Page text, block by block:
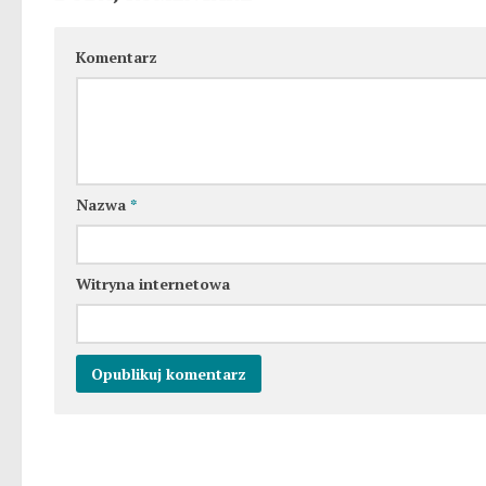
Komentarz
Nazwa *
Witryna internetowa